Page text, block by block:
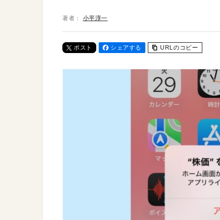
著者： 小平淳一
ポスト シェアする URLのコピー